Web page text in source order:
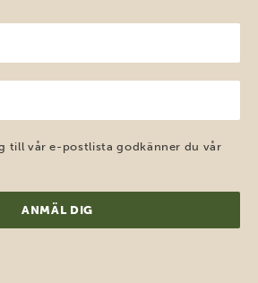
till vår e-postlista godkänner du vår